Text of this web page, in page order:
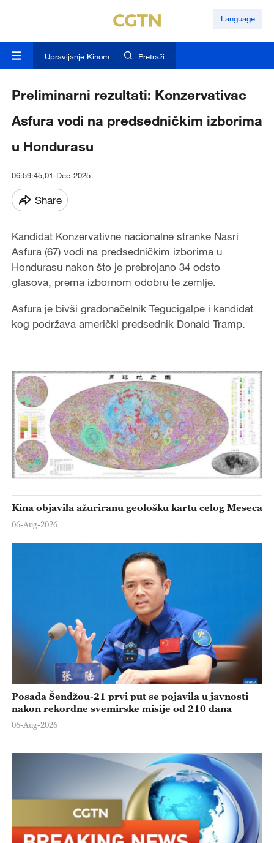
Language
Upravljanje Kinom Pretraži
Preliminarni rezultati: Konzervativac
Asfura vodi na predsedničkim izborima
u Hondurasu
06:59:45,01-Dec-2025
Share
Kandidat Konzervativne nacionalne stranke Nasri
Asfura (67) vodi na predsedničkim izborima u
Hondurasu nakon što je prebrojano 34 odsto
glasova, prema izbornom odobru te zemlje.
Asfura je bivši gradonačelnik Tegucigalpe i kandidat
kog podržava američki predsednik Donald Tramp.
Kina objavila ažuriranu geološku kartu celog Meseca
06-Aug-2026
Posada Šendžou-21 prvi put se pojavila u javnosti
nakon rekordne svemirske misije od 210 dana
06-Aug-2026